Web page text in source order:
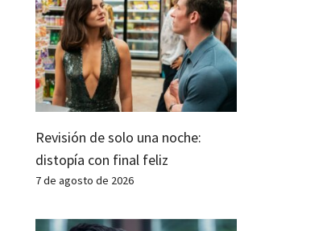
Revisión de solo una noche:
distopía con final feliz
7 de agosto de 2026